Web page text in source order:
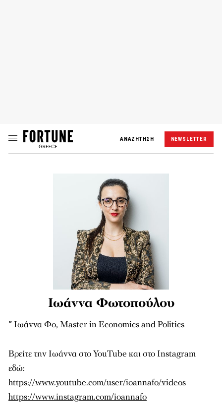
ΑΝΑΖΗΤΗΣΗ NEWSLETTER
Ιωάννα Φωτοπούλου
* Ιωάννα Φο, Master in Economics and Politics
Βρείτε την Ιωάννα στο YouTube και στο Instagram
εδώ:
https://www.youtube.com/user/ioannafo/videos
https://www.instagram.com/ioannafo